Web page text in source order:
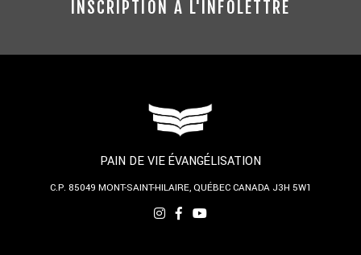
INSCRIPTION À L'INFOLETTRE
PAIN DE VIE ÉVANGÉLISATION
C.P. 85049 MONT-SAINT-HILAIRE, QUÉBECCANADA J3H 5W1